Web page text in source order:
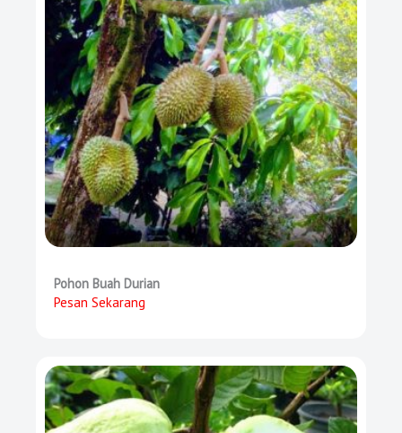
Pohon Buah Durian
Pesan Sekarang